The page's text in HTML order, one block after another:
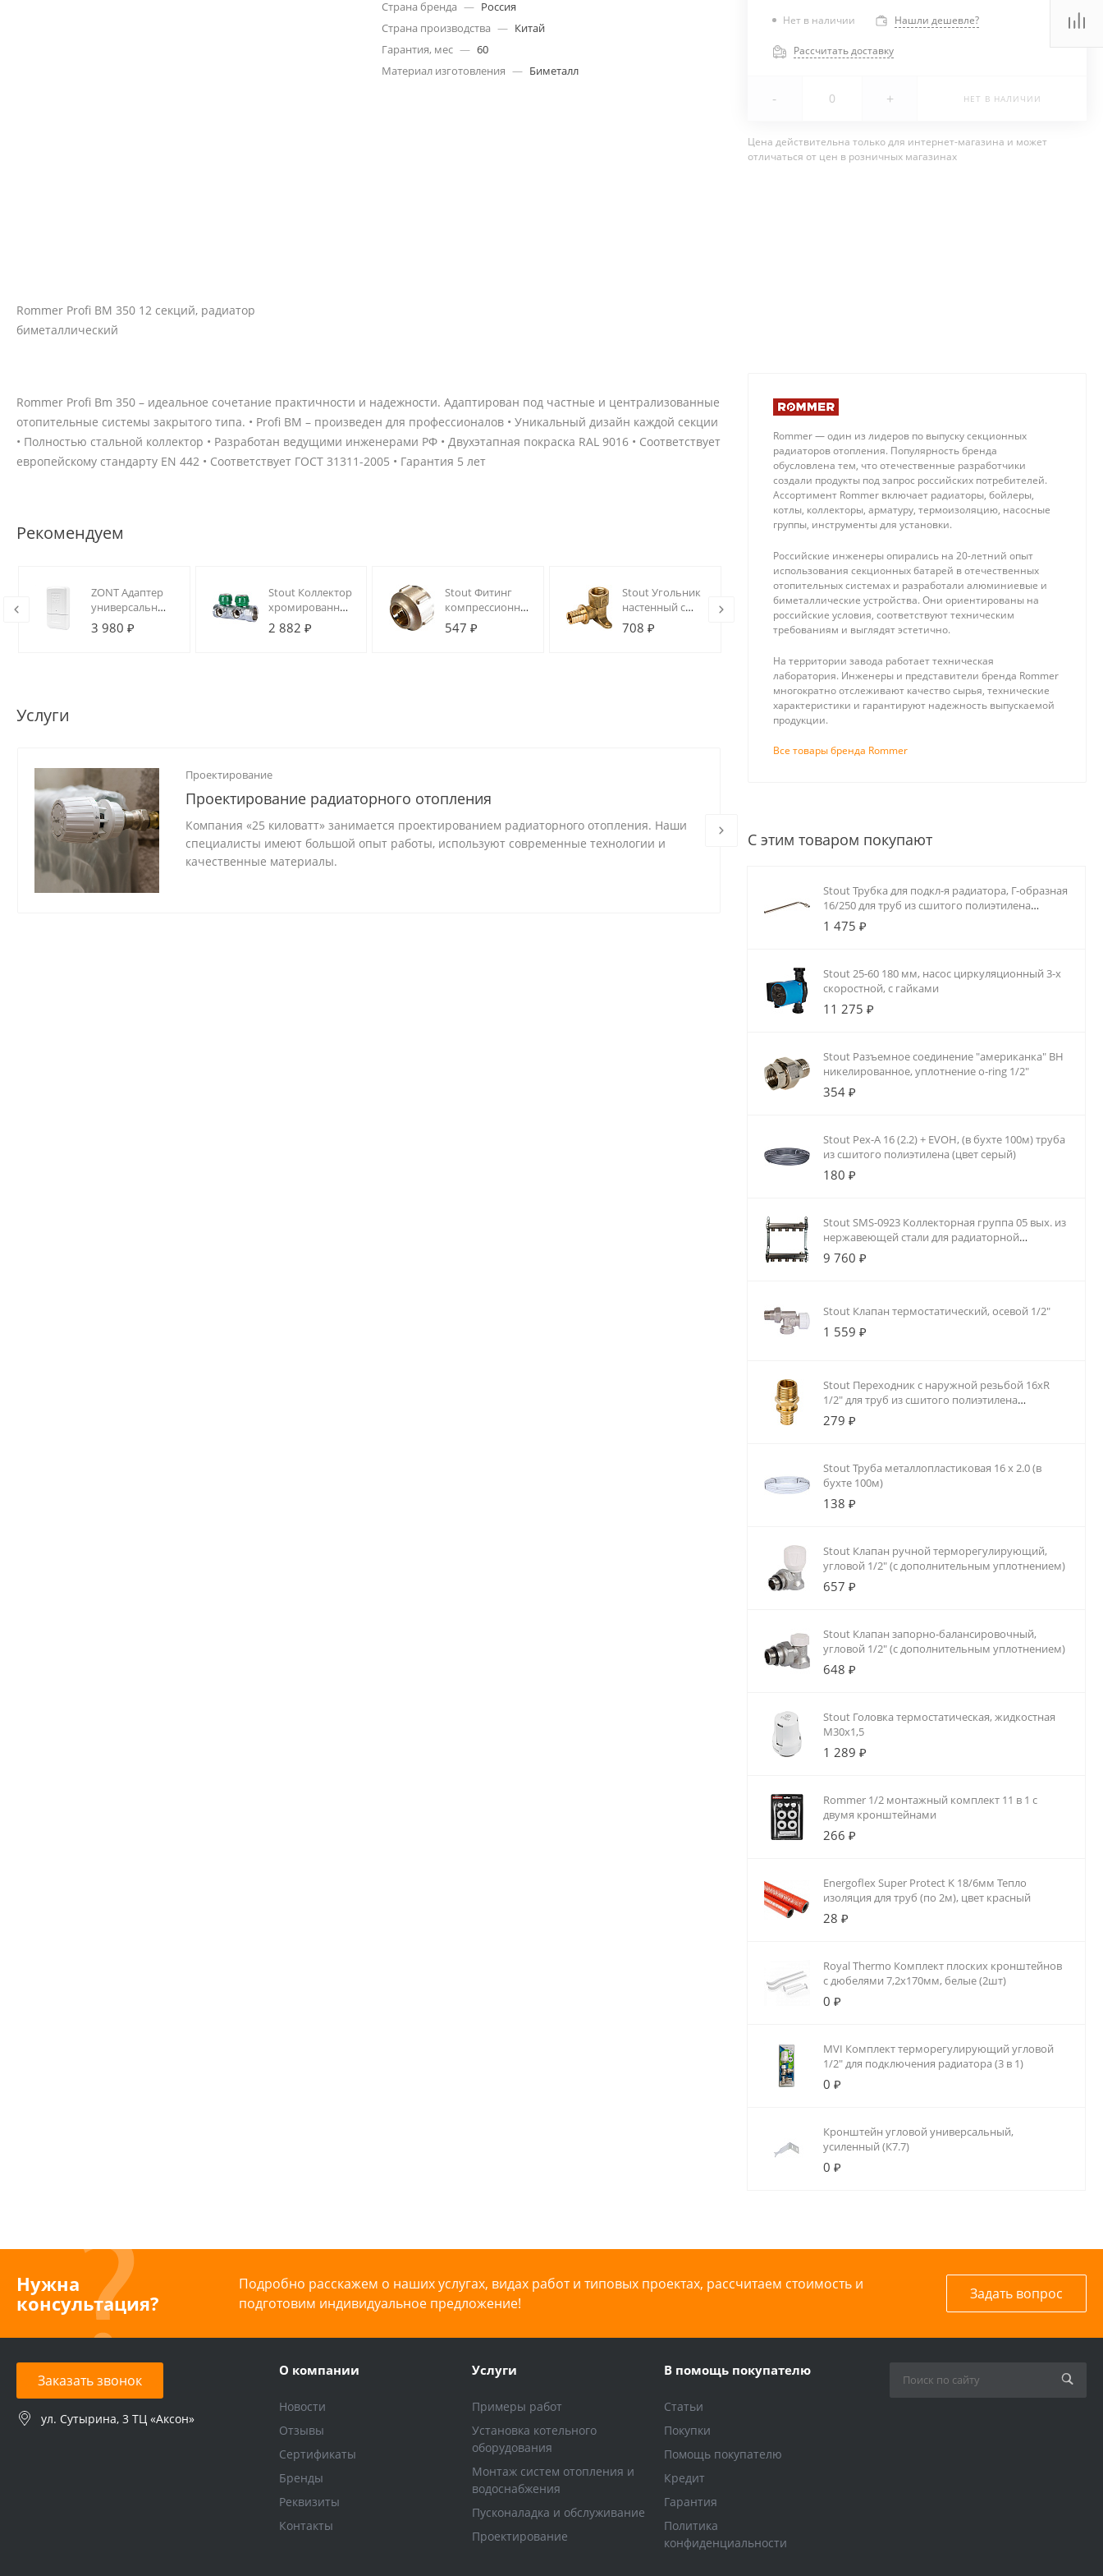
Rommer Profi BM 350 12 секций, радиатор
биметаллический
Страна бренда — Россия
Страна производства — Китай
Гарантия, мес — 60
Материал изготовления — Биметалл
Нет в наличии Нашли дешевле?
Рассчитать доставку
- + НЕТ В НАЛИЧИИ
Цена действительна только для интернет-магазина и может
отличаться от цен в розничных магазинах
Rommer Profi Bm 350 – идеальное сочетание практичности и надежности. Адаптирован под частные и централизованные
отопительные системы закрытого типа. • Profi BM – произведен для профессионалов • Уникальный дизайн каждой секции
• Полностью стальной коллектор • Разработан ведущими инженерами РФ • Двухэтапная покраска RAL 9016 • Соответствует
европейскому стандарту ЕN 442 • Соответствует ГОСТ 31311-2005 • Гарантия 5 лет
Рекомендуем
ZONT Адаптер
универсальный
для
подключения
3 980 ₽
Stout Коллектор
хромированный
1", 2 отвода,
подключение
2 882 ₽
Stout Фитинг
компрессионный
для медных
трубок 15 х
547 ₽
Stout Угольник
настенный с
креплением
20xRp 1/2" для
708 ₽
Energoflex
Super Protect S
18/6мм Тепло
изоляция для
цвет синий
28 ₽
Royal Thermo
AQUATEC INOX-
F 80 Бойлер
настенный
(встроенный
ТЭН 2 кВт)
Услуги
Проектирование
Проектирование радиаторного отопления
Компания «25 киловатт» занимается проектированием радиаторного отопления. Наши
специалисты имеют большой опыт работы, используют современные технологии и
качественные материалы.
домах, коммерческих и
Rommer — один из лидеров по выпуску секционных
радиаторов отопления. Популярность бренда
обусловлена тем, что отечественные разработчики
создали продукты под запрос российских потребителей.
Ассортимент Rommer включает радиаторы, бойлеры,
котлы, коллекторы, арматуру, термоизоляцию, насосные
группы, инструменты для установки.
Российские инженеры опирались на 20-летний опыт
использования секционных батарей в отечественных
отопительных системах и разработали алюминиевые и
биметаллические устройства. Они ориентированы на
российские условия, соответствуют техническим
требованиям и выглядят эстетично.
На территории завода работает техническая
лаборатория. Инженеры и представители бренда Rommer
многократно отслеживают качество сырья, технические
характеристики и гарантируют надежность выпускаемой
продукции.
Все товары бренда Rommer
С этим товаром покупают
Stout Трубка для подкл-я радиатора, Г-образная
16/250 для труб из сшитого полиэтилена
аксиальный
1 475 ₽
Stout 25-60 180 мм, насос циркуляционный 3-х
скоростной, с гайками
11 275 ₽
Stout Разъемное соединение "американка" ВН
никелированное, уплотнение o-ring 1/2"
354 ₽
Stout Pex-A 16 (2.2) + EVOH, (в бухте 100м) труба
из сшитого полиэтилена (цвет серый)
180 ₽
Stout SMS-0923 Коллекторная группа 05 вых. из
нержавеющей стали для радиаторной
разводки
9 760 ₽
Stout Клапан термостатический, осевой 1/2"
1 559 ₽
Stout Переходник с наружной резьбой 16xR
1/2" для труб из сшитого полиэтилена
аксиальный
279 ₽
Stout Труба металлопластиковая 16 х 2.0 (в
бухте 100м)
138 ₽
Stout Клапан ручной терморегулирующий,
угловой 1/2" (с дополнительным уплотнением)
657 ₽
Stout Клапан запорно-балансировочный,
угловой 1/2" (с дополнительным уплотнением)
648 ₽
Stout Головка термостатическая, жидкостная
M30x1,5
1 289 ₽
Rommer 1/2 монтажный комплект 11 в 1 с
двумя кронштейнами
266 ₽
Energoflex Super Protect K 18/6мм Тепло
изоляция для труб (по 2м), цвет красный
28 ₽
Royal Thermo Комплект плоских кронштейнов
с дюбелями 7,2х170мм, белые (2шт)
0 ₽
MVI Комплект терморегулирующий угловой
1/2" для подключения радиатора (3 в 1)
0 ₽
Кронштейн угловой универсальный,
усиленный (К7.7)
0 ₽
Нужна
консультация?
Подробно расскажем о наших услугах, видах работ и типовых проектах, рассчитаем стоимость и
подготовим индивидуальное предложение!
Задать вопрос
Заказать звонок
ул. Сутырина, 3 ТЦ «Аксон»
О компании
Новости
Отзывы
Сертификаты
Бренды
Реквизиты
Контакты
Услуги
Примеры работ
Установка котельного
оборудования
Монтаж систем отопления и
водоснабжения
Пусконаладка и обслуживание
Проектирование
В помощь покупателю
Статьи
Покупки
Помощь покупателю
Кредит
Гарантия
Политика
конфиденциальности